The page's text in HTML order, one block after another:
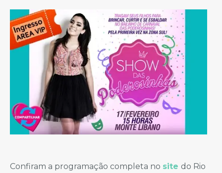
Confiram a programação completa no site do Rio